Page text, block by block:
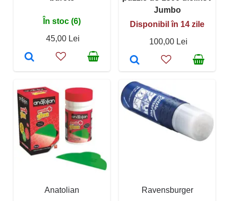
În stoc (6)
45,00 Lei
Jumbo
Disponibil în 14 zile
100,00 Lei
Anatolian Ravensburger